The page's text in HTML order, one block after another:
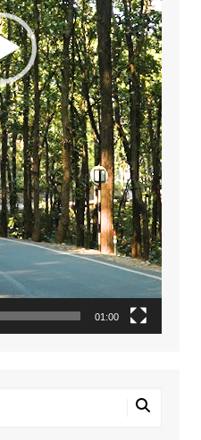
01:00